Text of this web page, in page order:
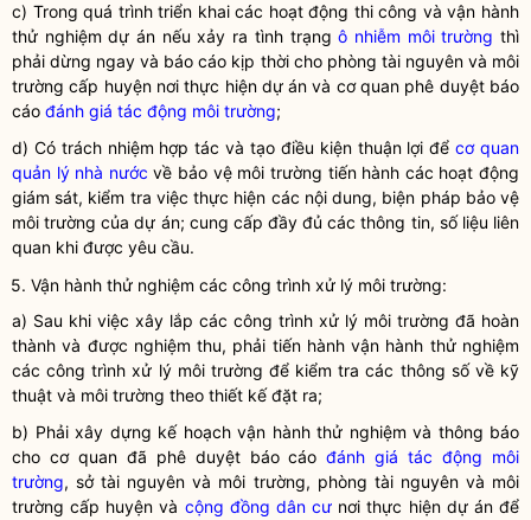
c) Trong quá trình triển khai các hoạt động thi công và vận hành
thử nghiệm dự án nếu xảy ra tình trạngô nhiễm môi trường thì
phải dừng ngay và báo cáo kịp thời cho phòng tài nguyên và môi
trường cấp huyện nơi thực hiện dự án và cơ quan phê duyệt báo
cáo đánh giá tác động môi trường;
d) Có trách nhiệm hợp tác và tạo điều kiện thuận lợi đểcơ quan
quản lý nhà nước về bảo vệ môi trường tiến hành các hoạt động
giám sát, kiểm tra việc thực hiện các nội dung, biện pháp bảo vệ
môi trường của dự án; cung cấp đầy đủ các thông tin, số liệu liên
quan khi được yêu cầu.
5. Vận hành thử nghiệm các công trình xử lý môi trường:
a) Sau khi việc xây lắp các công trình xử lý môi trường đã hoàn
thành và được nghiệm thu, phải tiến hành vận hành thử nghiệm
các công trình xử lý môi trường để kiểm tra các thông số về kỹ
thuật và môi trường theo thiết kế đặt ra;
b) Phải xây dựng kế hoạch vận hành thử nghiệm và thông báo
cho cơ quan đã phê duyệt báo cáođánh giá tác động môi
trường, sở tài nguyên và môi trường, phòng tài nguyên và môi
trường cấp huyện và cộng đồng dân cư nơi thực hiện dự án để